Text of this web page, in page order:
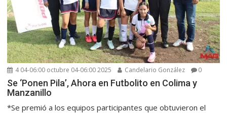
4 04-06:00 octubre 04-06:00 2025 Candelario González 0
Se ‘Ponen Pila’, Ahora en Futbolito en Colima y
Manzanillo
*Se premió a los equipos participantes que obtuvieron el